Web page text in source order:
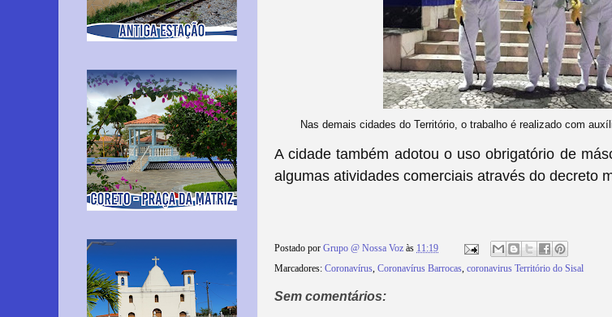
Nas demais cidades do Território, o trabalho é realizado com
A cidade também adotou o uso obrigatório de
algumas atividades comerciais através do decreto
Postado por Grupo @ Nossa Voz às 11:19
Marcadores: Coronavírus, Coronavírus Barrocas, coronavirus Território do Sisal
Sem comentários: